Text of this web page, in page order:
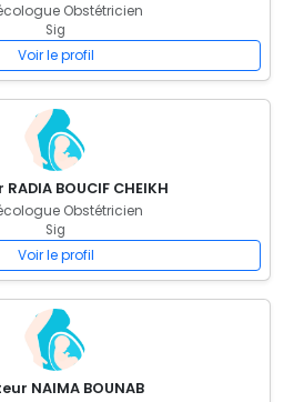
Obstétricien
Sig
Voir le profil
BOUCIF CHEIKH
Obstétricien
Sig
Voir le profil
NAIMA BOUNAB